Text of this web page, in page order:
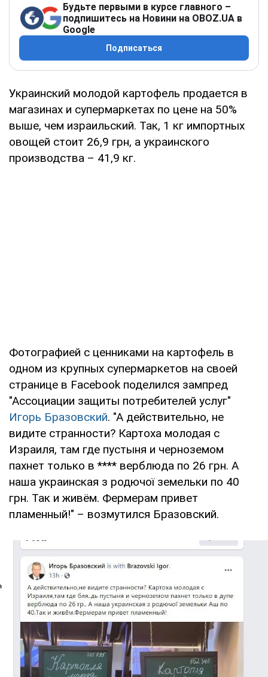
Будьте первыми в курсе главного –
подпишитесь на Новини на OBOZ.UA в
Google
Подписаться
Украинский молодой картофель продается в
магазинах и супермаркетах по цене на 50%
выше, чем израильский. Так, 1 кг импортных
овощей стоит 26,9 грн, а украинского
производства – 41,9 кг.
Фотографией с ценниками на картофель в
одном из крупных супермаркетов на своей
странице в Facebook поделился зампред
"Ассоциации защиты потребителей услуг"
Игорь Бразовский. "А действительно, не
видите странности? Картоха молодая с
Израиля, там где пустыня и черноземом
пахнет только в **** верблюда по 26 грн. А
наша украинская з родючої земельки по 40
грн. Так и живём. Фермерам привет
пламенный!" – возмутился Бразовский.